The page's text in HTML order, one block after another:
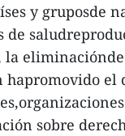
y gruposde
de
la
hapromovido el
sobre